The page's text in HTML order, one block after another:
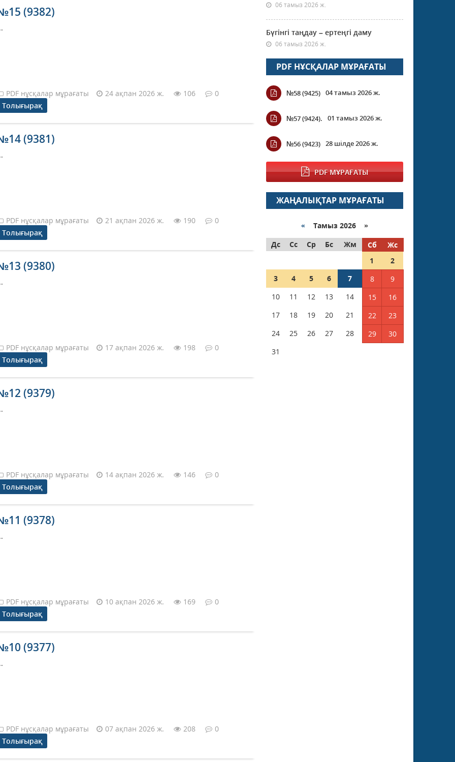
(9382)
PDF нұсқалар мұрағаты 24 ақпан 2026 ж. 106
0
Толығырақ
(9381)
PDF нұсқалар мұрағаты 21 ақпан 2026 ж. 190
0
Толығырақ
(9380)
PDF нұсқалар мұрағаты 17 ақпан 2026 ж. 198
0
Толығырақ
(9379)
PDF нұсқалар мұрағаты 14 ақпан 2026 ж. 146
0
Толығырақ
(9378)
PDF нұсқалар мұрағаты 10 ақпан 2026 ж. 169
0
Толығырақ
(9377)
PDF нұсқалар мұрағаты 07 ақпан 2026 ж. 208
0
Толығырақ
06 тамыз 2026 ж.
Бүгінгі таңдау – ертеңгі даму
06 тамыз 2026 ж.
PDF НҰСҚАЛАР МҰРАҒАТЫ
№58 (9425) 04 тамыз 2026 ж.
№57 (9424). 01 тамыз 2026 ж.
№56 (9423) 28 шілде 2026 ж.
PDF МҰРАҒАТЫ
ЖАҢАЛЫҚТАР МҰРАҒАТЫ
« Тамыз 2026 »
Дс
Сс Ср Бс Жм Сб
Жс
1
2
3
4 5 6 7 8
9
10
11 12 13 14 15
16
17
18 19 20 21 22
23
24
25 26 27 28 29
30
31